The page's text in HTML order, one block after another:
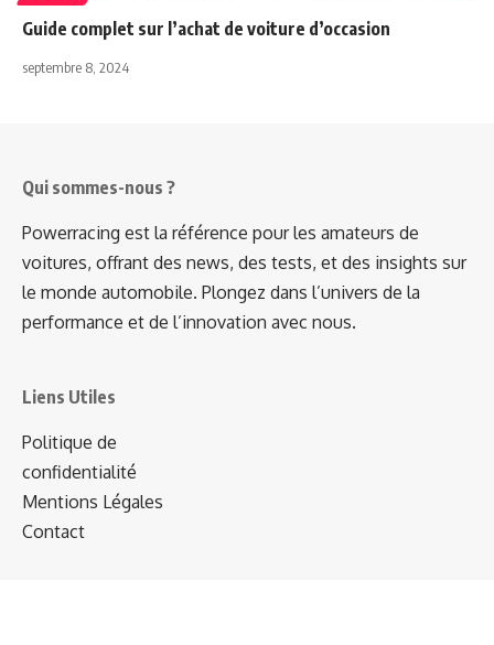
Guide complet sur l’achat de voiture d’occasion
septembre 8, 2024
Qui sommes-nous ?
Powerracing est la référence pour les amateurs de
voitures, offrant des news, des tests, et des insights sur
le monde automobile. Plongez dans l’univers de la
performance et de l’innovation avec nous.
Liens Utiles
Politique de
confidentialité
Mentions Légales
Contact